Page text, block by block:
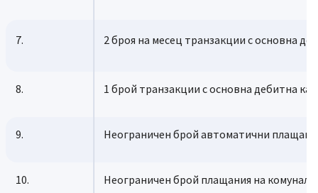
7. 2 броя на месец транзакции с основна
8. 1 брой транзакции с основна дебитна
9. Неограничен брой автоматични
10. Неограничен брой плащания на